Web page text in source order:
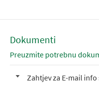
Dokumenti
Preuzmite potrebnu
Zahtjev za E-mail info